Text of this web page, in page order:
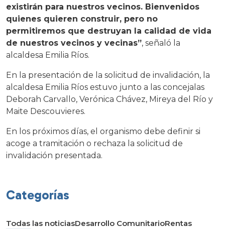
existirán para nuestros vecinos. Bienvenidos
quienes quieren construir, pero no
permitiremos que destruyan la calidad de vida
de nuestros vecinos y vecinas”, señaló la
alcaldesa Emilia Ríos.
En la presentación de la solicitud de invalidación, la
alcaldesa Emilia Ríos estuvo junto a las concejalas
Deborah Carvallo, Verónica Chávez, Mireya del Río y
Maite Descouvieres.
En los próximos días, el organismo debe definir si
acoge a tramitación o rechaza la solicitud de
invalidación presentada.
Categorías
Todas las noticiasDesarrollo ComunitarioRentas